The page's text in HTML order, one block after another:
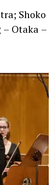
Shoko
– Otaka –